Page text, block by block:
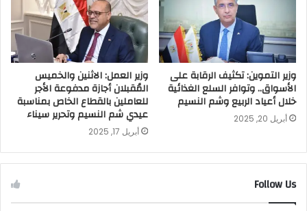
وزير التموين: تكثيف الرقابة على
الأسواق.. وتوافر السلع الغذائية
خلال أعياد الربيع وشم النسيم
أبريل 20, 2025
وزير العمل: الاثنين والخميس
المُقبلان أجازة مدفوعة الأجر
للعاملين بالقطاع الخاص بمناسبة
عيدي شم النسيم وتحرير سيناء
أبريل 17, 2025
Follow Us